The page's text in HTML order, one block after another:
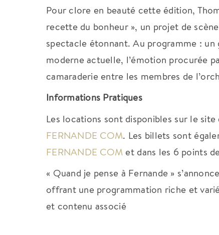
Pour clore en beauté cette édition,
recette du bonheur », un projet de
spectacle étonnant.Au programme : un
moderne actuelle, l’émotion procurée
camaraderie entre les membres de
Informations Pratiques
Les locations sont disponibles sur le
FERNANDE COM. Les billets sont
FERNANDE COM et dans les 6 points
« Quand je pense à Fernande »
offrant une programmation riche et
et contenu associé